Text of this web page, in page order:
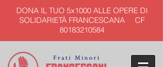
DONA IL TUO 5x1000 ALLE OPERE DI
SOLIDARIETÀ FRANCESCANA CF
80183210584